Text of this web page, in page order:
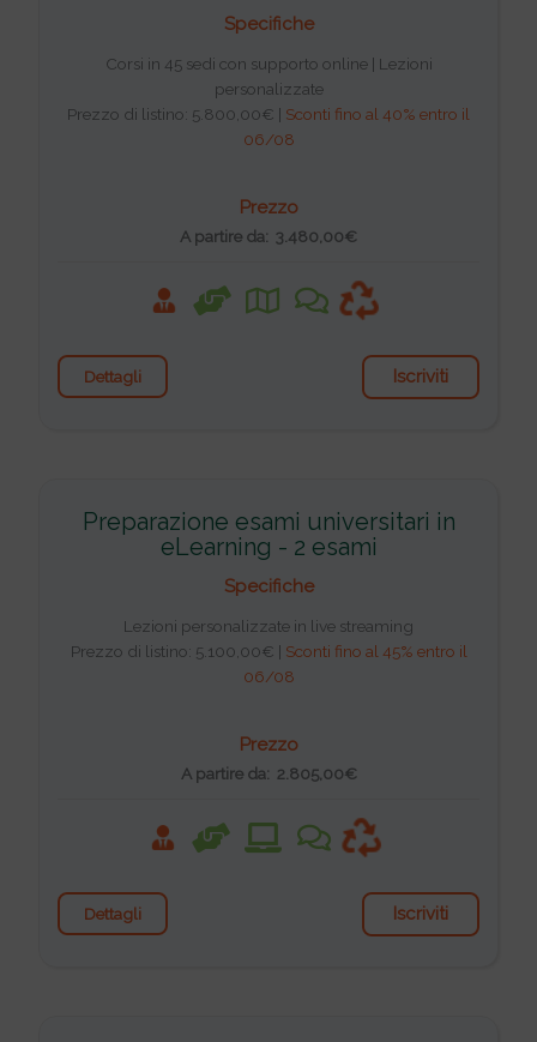
Specifiche
Corsi in 45 sedi con supporto online | Lezioni
personalizzate
Prezzo di listino: 5.800,00€ | Sconti fino al 40% entro il
06/08
Prezzo
A partire da: 3.480,00€
Dettagli Iscriviti
Preparazione esami universitari in
eLearning - 2 esami
Specifiche
Lezioni personalizzate in live streaming
Prezzo di listino: 5.100,00€ | Sconti fino al 45% entro il
06/08
Prezzo
A partire da: 2.805,00€
Dettagli Iscriviti